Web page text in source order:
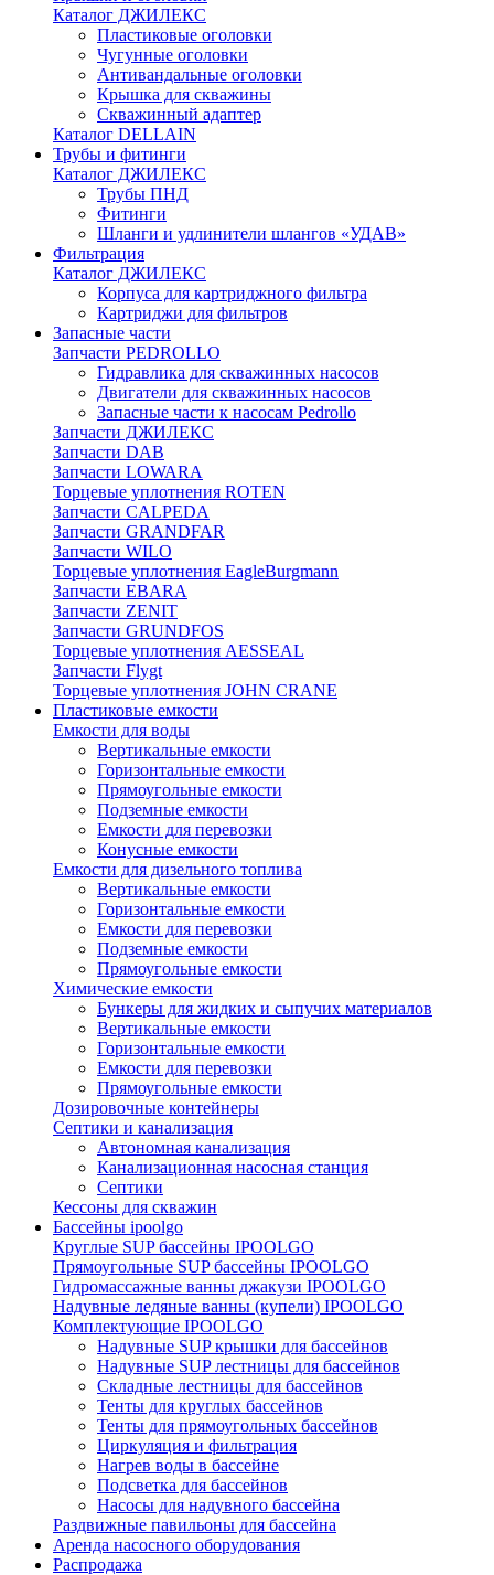
Каталог ДЖИЛЕКС
Пластиковые оголовки
Чугунные оголовки
Антивандальные оголовки
Крышка для скважины
Скважинный адаптер
Каталог DELLAIN
Трубы и фитинги
Каталог ДЖИЛЕКС
Трубы ПНД
Фитинги
Шланги и удлинители шлангов «УДАВ»
Фильтрация
Каталог ДЖИЛЕКС
Корпуса для картриджного фильтра
Картриджи для фильтров
Запасные части
Запчасти PEDROLLO
Гидравлика для скважинных насосов
Двигатели для скважинных насосов
Запасные части к насосам Pedrollo
Запчасти ДЖИЛЕКС
Запчасти DAB
Запчасти LOWARA
Торцевые уплотнения ROTEN
Запчасти CALPEDA
Запчасти GRANDFAR
Запчасти WILO
Торцевые уплотнения EagleBurgmann
Запчасти EBARA
Запчасти ZENIT
Запчасти GRUNDFOS
Торцевые уплотнения AESSEAL
Запчасти Flygt
Торцевые уплотнения JOHN CRANE
Пластиковые емкости
Емкости для воды
Вертикальные емкости
Горизонтальные емкости
Прямоугольные емкости
Подземные емкости
Емкости для перевозки
Конусные емкости
Емкости для дизельного топлива
Вертикальные емкости
Горизонтальные емкости
Емкости для перевозки
Подземные емкости
Прямоугольные емкости
Химические емкости
Бункеры для жидких и сыпучих материалов
Вертикальные емкости
Горизонтальные емкости
Емкости для перевозки
Прямоугольные емкости
Дозировочные контейнеры
Септики и канализация
Автономная канализация
Канализационная насосная станция
Септики
Кессоны для скважин
Бассейны ipoolgo
Круглые SUP бассейны IPOOLGO
Прямоугольные SUP бассейны IPOOLGO
Гидромассажные ванны джакузи IPOOLGO
Надувные ледяные ванны (купели) IPOOLGO
Комплектующие IPOOLGO
Надувные SUP крышки для бассейнов
Надувные SUP лестницы для бассейнов
Складные лестницы для бассейнов
Тенты для круглых бассейнов
Тенты для прямоугольных бассейнов
Циркуляция и фильтрация
Нагрев воды в бассейне
Подсветка для бассейнов
Насосы для надувного бассейна
Раздвижные павильоны для бассейна
Аренда насосного оборудования
Распродажа